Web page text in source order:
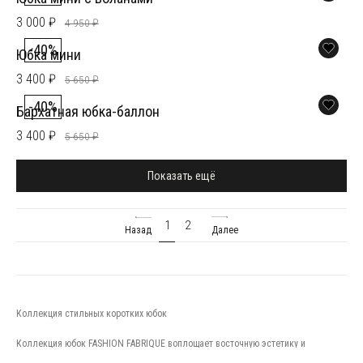
3 000 ₽ 4 950 ₽
-40%
Юбка мини
3 400 ₽ 5 650 ₽
-40%
Бархатная юбка-баллон
3 400 ₽ 5 650 ₽
Показать ещё
Назад 1 2 Далее
Коллекция стильных коротких юбок
Коллекция юбок FASHION FABRIQUE воплощает восточную эстетику и